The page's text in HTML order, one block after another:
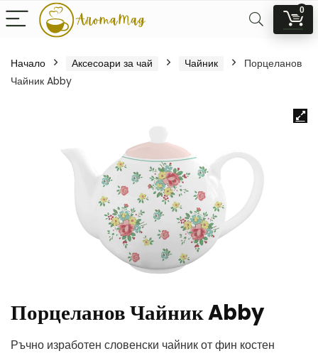
0
Начало Аксесоари за чай Чайник
Порцеланов
Чайник Abby
Порцеланов Чайник Abby
Ръчно изработен словенски чайник от фин костен